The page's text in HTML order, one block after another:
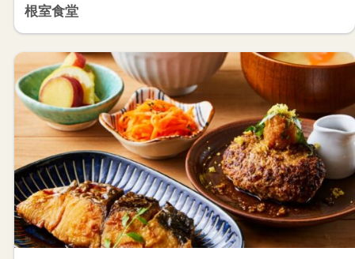
根室食堂